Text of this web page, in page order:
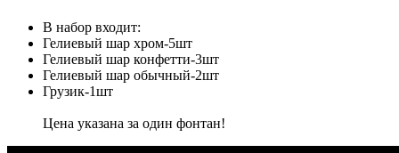
В набор входит:
Гелиевый шар хром-5шт
Гелиевый шар конфетти-3шт
Гелиевый шар обычный-2шт
Грузик-1шт
Цена указана за один фонтан!